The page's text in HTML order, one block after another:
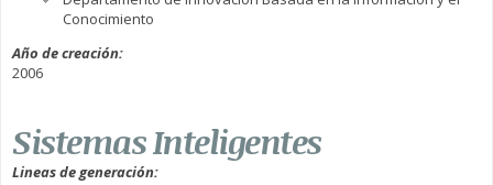
Conocimiento
Año de creación:
2006
Sistemas Inteligentes
Lineas de generación: